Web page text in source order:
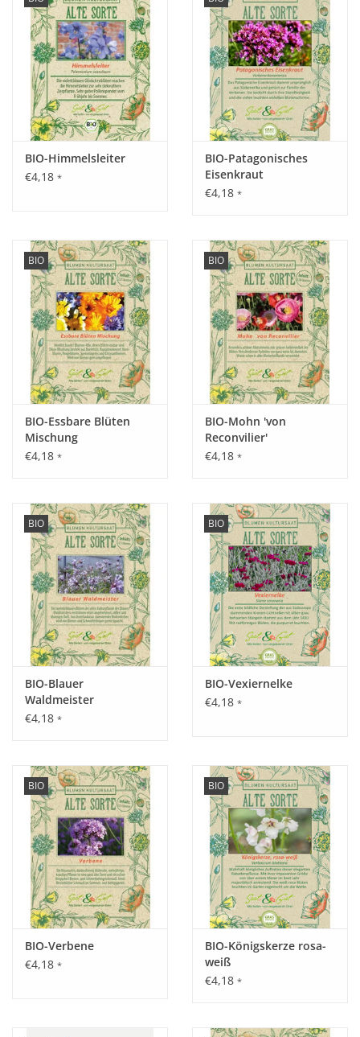
BIO-Himmelsleiter
€4,18 *
BIO-Patagonisches
Eisenkraut
€4,18 *
BIO
BIO-Essbare Blüten
Mischung
€4,18 *
BIO
BIO-Mohn 'von
Reconvilier'
€4,18 *
BIO
BIO-Blauer
Waldmeister
€4,18 *
BIO
BIO-Vexiernelke
€4,18 *
BIO
BIO-Verbene
€4,18 *
BIO
BIO-Königskerze rosa-
weiß
€4,18 *